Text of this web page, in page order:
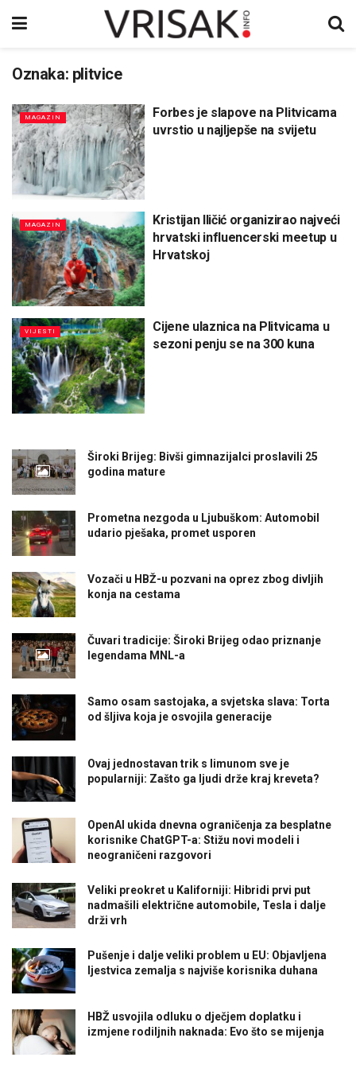
Oznaka: plitvice
MAGAZIN
Forbes je slapove na Plitvicama
uvrstio u najljepše na svijetu
MAGAZIN
Kristijan Iličić organizirao najveći
hrvatski influencerski meetup u
Hrvatskoj
VIJESTI
Cijene ulaznica na Plitvicama u
sezoni penju se na 300 kuna
Široki Brijeg: Bivši gimnazijalci proslavili 25
godina mature
Prometna nezgoda u Ljubuškom: Automobil
udario pješaka, promet usporen
Vozači u HBŽ-u pozvani na oprez zbog divljih
konja na cestama
Čuvari tradicije: Široki Brijeg odao priznanje
legendama MNL-a
Samo osam sastojaka, a svjetska slava: Torta
od šljiva koja je osvojila generacije
Ovaj jednostavan trik s limunom sve je
popularniji: Zašto ga ljudi drže kraj kreveta?
OpenAI ukida dnevna ograničenja za besplatne
korisnike ChatGPT-a: Stižu novi modeli i
neograničeni razgovori
Veliki preokret u Kaliforniji: Hibridi prvi put
nadmašili električne automobile, Tesla i dalje
drži vrh
Pušenje i dalje veliki problem u EU: Objavljena
ljestvica zemalja s najviše korisnika duhana
HBŽ usvojila odluku o dječjem doplatku i
izmjene rodiljnih naknada: Evo što se mijenja